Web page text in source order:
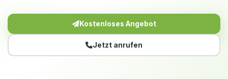
Kostenloses Angebot
Jetzt anrufen